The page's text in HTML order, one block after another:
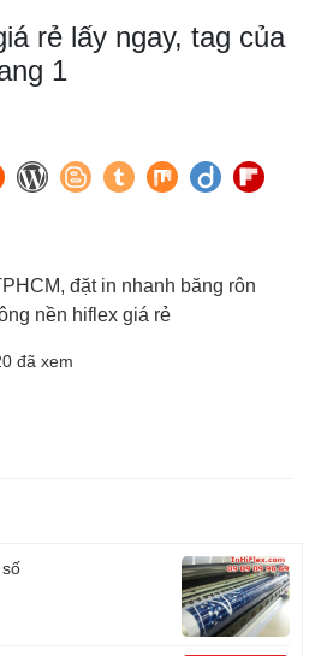
rẻ lấy ngay, tag của
1
đặt in nhanh băng rôn
nền hiflex giá rẻ
đã xem